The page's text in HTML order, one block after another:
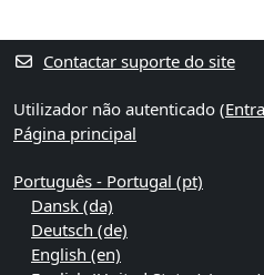
Contactar suporte do site
Utilizador não autenticado (
Página principal
Português - Portugal ‎(pt)‎
Dansk ‎(da)‎
Deutsch ‎(de)‎
English ‎(en)‎